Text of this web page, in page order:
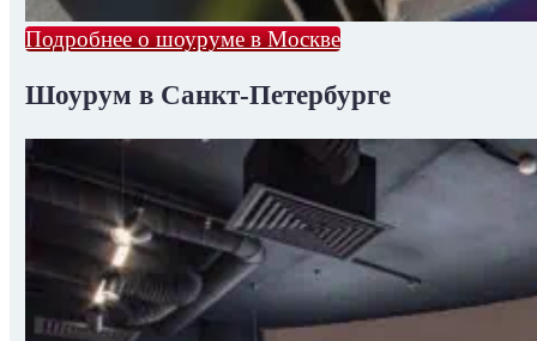
Подробнее о шоуруме в Москве
Шоурум в Санкт-Петербурге